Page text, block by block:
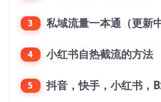
3 私域流量一本通（更新中
4 小红书自热截流的方法
5